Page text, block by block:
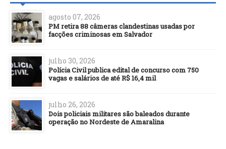
agosto 07, 2026
PM retira 88 câmeras clandestinas usadas por
facções criminosas em Salvador
julho 30, 2026
Polícia Civil publica edital de concurso com 750
vagas e salários de até R$ 16,4 mil
julho 26, 2026
Dois policiais militares são baleados durante
operação no Nordeste de Amaralina